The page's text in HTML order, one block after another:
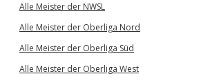
Alle Meister der NWSL
Alle Meister der Oberliga Nord
Alle Meister der Oberliga Süd
Alle Meister der Oberliga West